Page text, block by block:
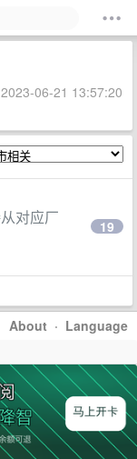
06-21 13:57:20
对应厂
19
About · Language